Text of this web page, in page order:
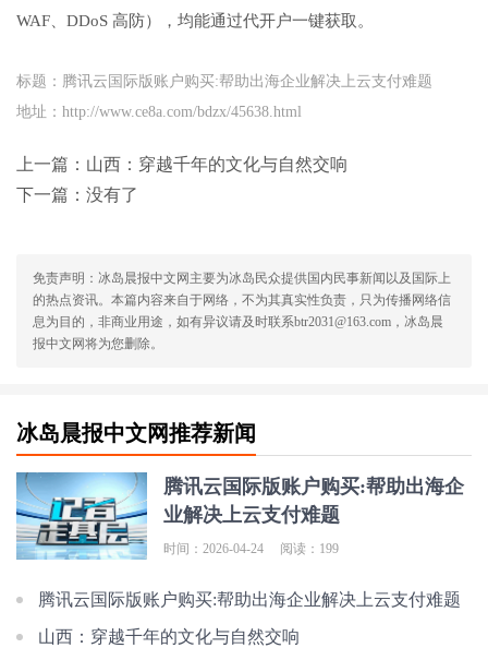
WAF、DDoS 高防），均能通过代开户一键获取。
标题：腾讯云国际版账户购买:帮助出海企业解决上云支付难题
地址：http://www.ce8a.com/bdzx/45638.html
上一篇： 山西：穿越千年的文化与自然交响
下一篇：没有了
免责声明：冰岛晨报中文网主要为冰岛民众提供国内民事新闻以及国际上
的热点资讯。本篇内容来自于网络，不为其真实性负责，只为传播网络信
息为目的，非商业用途，如有异议请及时联系btr2031@163.com，冰岛晨
报中文网将为您删除。
冰岛晨报中文网推荐新闻
腾讯云国际版账户购买:帮助出海企
业解决上云支付难题
时间：2026-04-24 阅读：199
腾讯云国际版账户购买:帮助出海企业解决上云支付难题
山西：穿越千年的文化与自然交响